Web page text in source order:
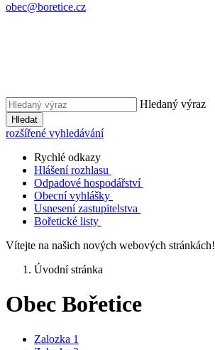
obec@boretice.cz
Hledaný výraz
Hledat
rozšířené vyhledávání
Rychlé odkazy
Hlášení rozhlasu
Odpadové hospodářství
Obecní vyhlášky
Usnesení zastupitelstva
Bořetické listy
Vítejte na našich nových webových stránkách!
Úvodní stránka
Obec Bořetice
Zalozka 1